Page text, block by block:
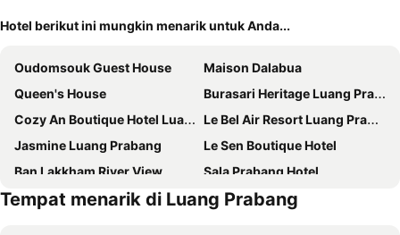
Hotel berikut ini mungkin menarik untuk Anda...
Oudomsouk Guest House
Maison Dalabua
Queen's House
Burasari Heritage Luang Prabang
Cozy An Boutique Hotel Luangprabang
Le Bel Air Resort Luang Prabang
Jasmine Luang Prabang
Le Sen Boutique Hotel
Ban Lakkham River View
Sala Prabang Hotel
Pumalin Villa
Luang Prabang Villa Sirikili River View
Tempat menarik di Luang Prabang